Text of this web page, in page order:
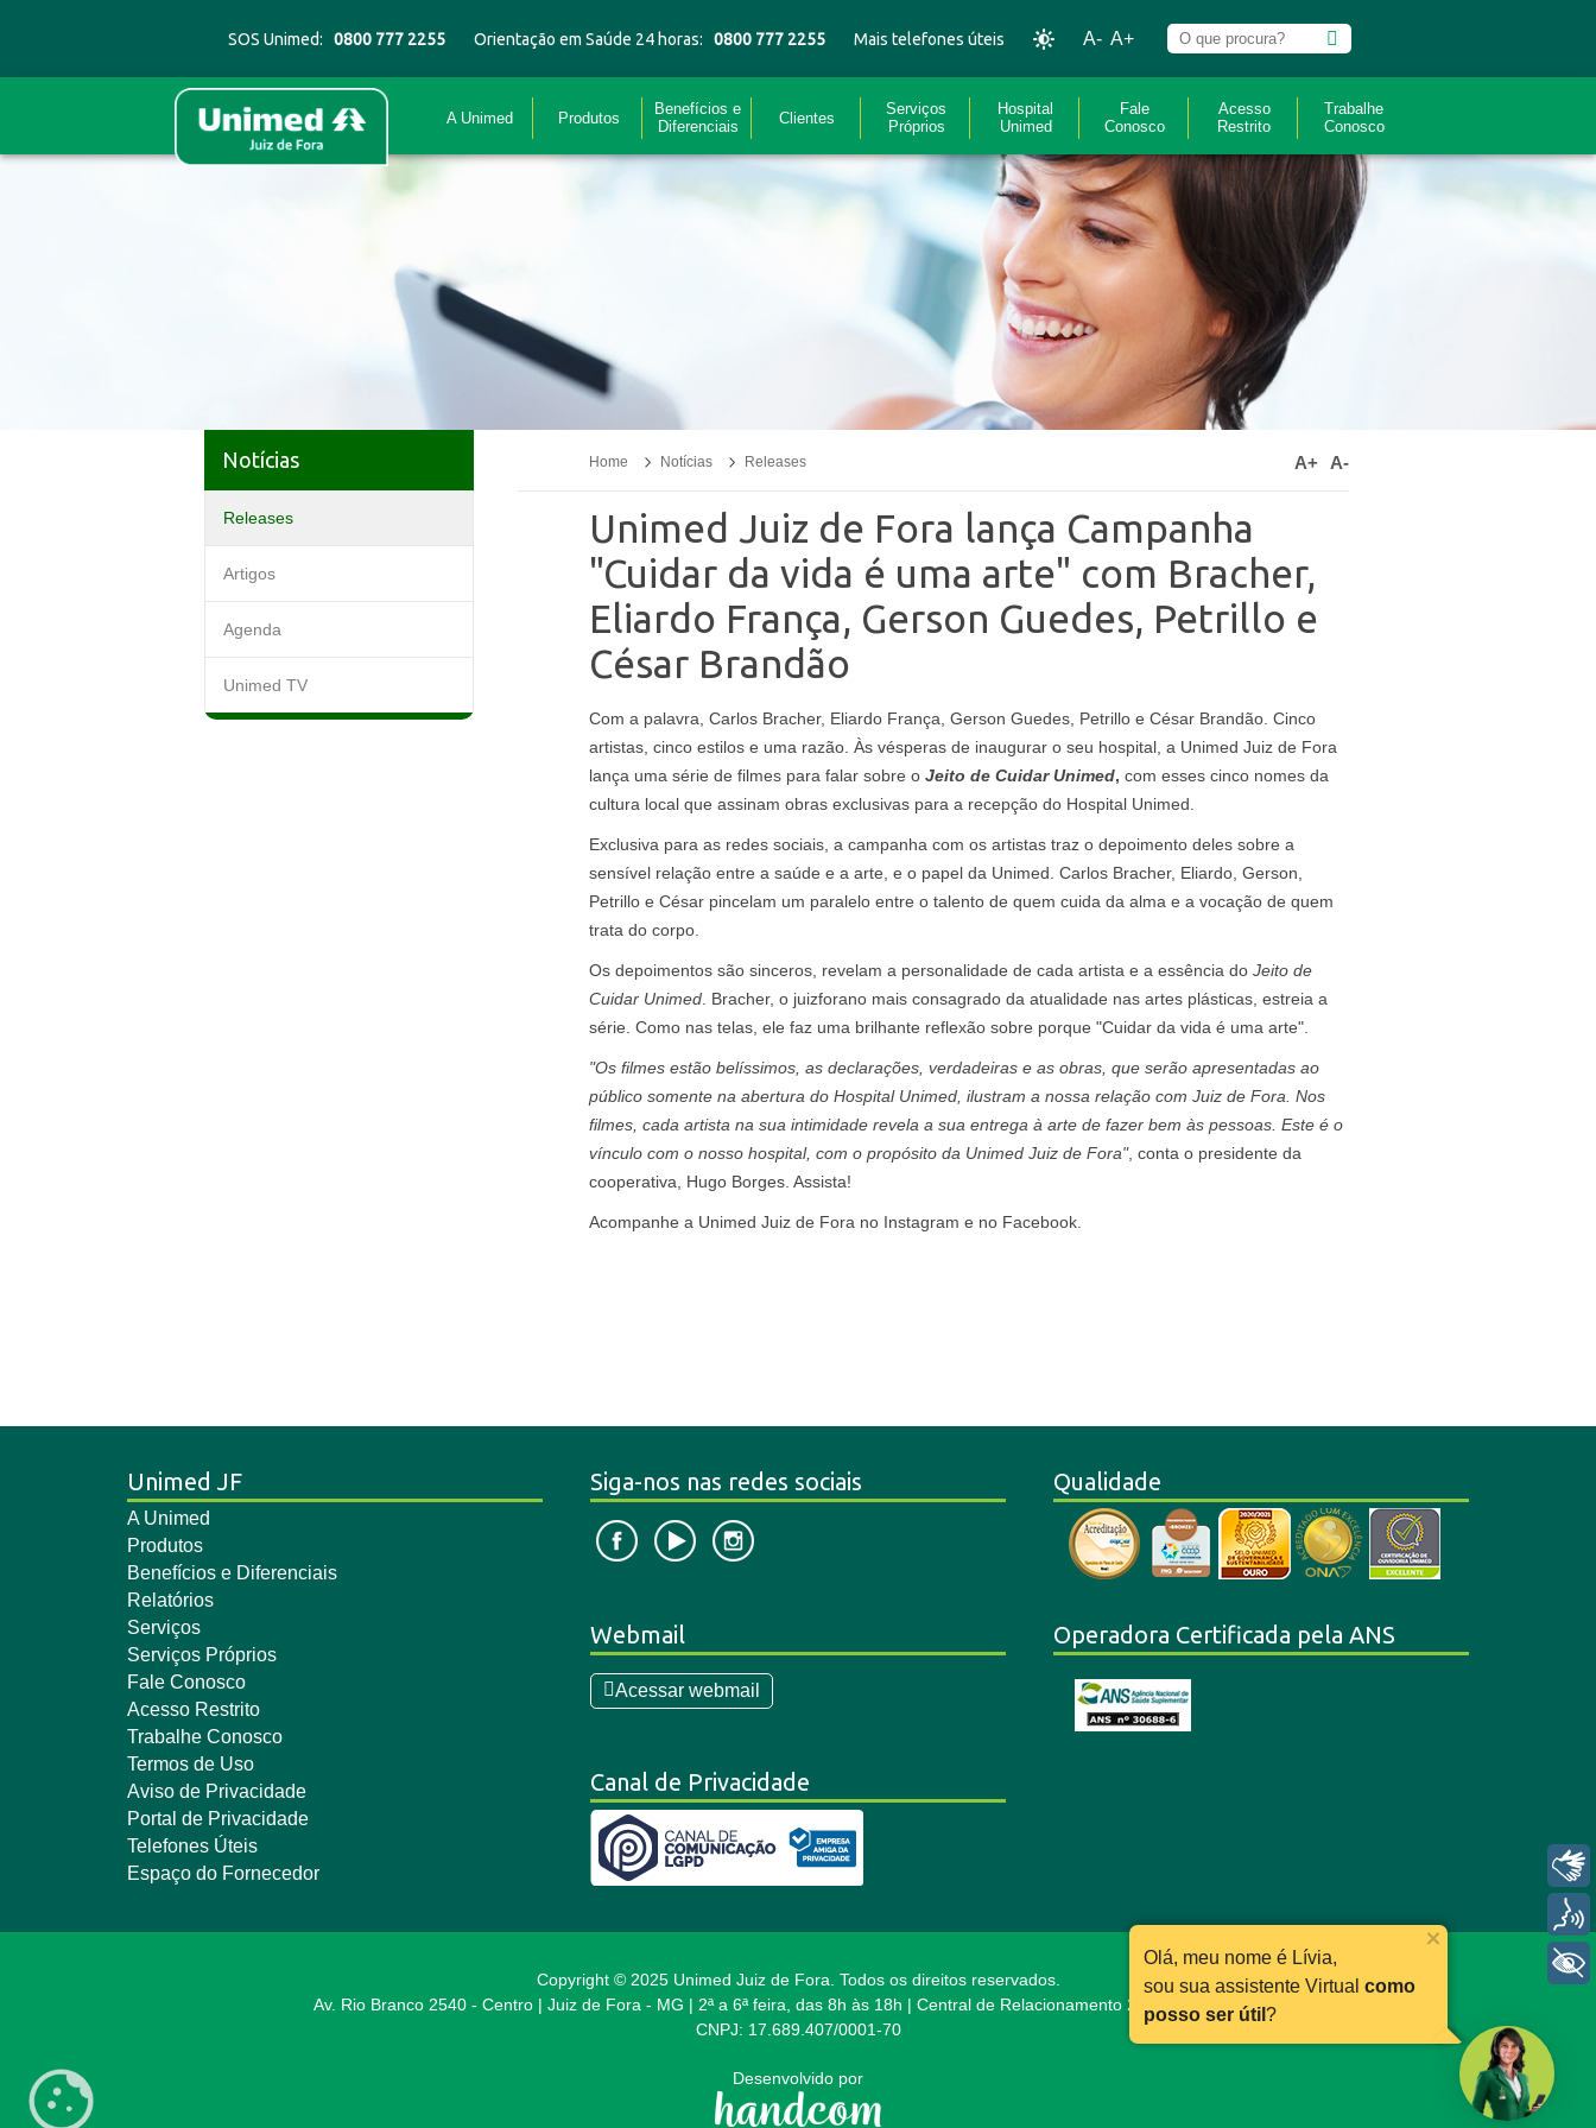
SOS Unimed: 0800 777 2255 Orientação em Saúde 24 horas: 0800 777 2255 Mais telefones úteis A- A+
A Unimed Produtos
Benefícios e
Diferenciais
Clientes
Serviços
Próprios
Hospital
Unimed
Fale
Conosco
Acesso
Restrito
Trabalhe
Conosco
Notícias
Releases
Artigos
Agenda
Unimed TV
Home Notícias Releases A+ A-
Unimed Juiz de Fora lança Campanha
"Cuidar da vida é uma arte" com Bracher,
Eliardo França, Gerson Guedes, Petrillo e
César Brandão
Com a palavra, Carlos Bracher, Eliardo França, Gerson Guedes, Petrillo e César Brandão. Cinco
artistas, cinco estilos e uma razão. Às vésperas de inaugurar o seu hospital, a Unimed Juiz de Fora
lança uma série de filmes para falar sobre o Jeito de Cuidar Unimed, com esses cinco nomes da
cultura local que assinam obras exclusivas para a recepção do Hospital Unimed.
Exclusiva para as redes sociais, a campanha com os artistas traz o depoimento deles sobre a
sensível relação entre a saúde e a arte, e o papel da Unimed. Carlos Bracher, Eliardo, Gerson,
Petrillo e César pincelam um paralelo entre o talento de quem cuida da alma e a vocação de quem
trata do corpo.
Os depoimentos são sinceros, revelam a personalidade de cada artista e a essência do Jeito de
Cuidar Unimed. Bracher, o juizforano mais consagrado da atualidade nas artes plásticas, estreia a
série. Como nas telas, ele faz uma brilhante reflexão sobre porque "Cuidar da vida é uma arte".
"Os filmes estão belíssimos, as declarações, verdadeiras e as obras, que serão apresentadas ao
público somente na abertura do Hospital Unimed, ilustram a nossa relação com Juiz de Fora. Nos
filmes, cada artista na sua intimidade revela a sua entrega à arte de fazer bem às pessoas. Este é o
vínculo com o nosso hospital, com o propósito da Unimed Juiz de Fora", conta o presidente da
cooperativa, Hugo Borges. Assista!
Acompanhe a Unimed Juiz de Fora no Instagram e no Facebook.
Unimed JF
A Unimed
Produtos
Benefícios e Diferenciais
Relatórios
Serviços
Serviços Próprios
Fale Conosco
Acesso Restrito
Trabalhe Conosco
Termos de Uso
Aviso de Privacidade
Portal de Privacidade
Telefones Úteis
Espaço do Fornecedor
Siga-nos nas redes sociais
Webmail
Acessar webmail
Canal de Privacidade
Qualidade
Operadora Certificada pela ANS
Copyright © 2025 Unimed Juiz de Fora. Todos os direitos reservados.
Av. Rio Branco 2540 - Centro | Juiz de Fora - MG | 2ª a 6ª feira, das 8h às 18h | Central de Relacionamento 24h:
0800 030 11 66
CNPJ: 17.689.407/0001-70
Desenvolvido por
Olá, meu nome é Lívia,
sou sua assistente Virtual como
posso ser útil ?